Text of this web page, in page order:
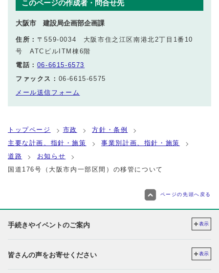
このページの作成者・問合せ先
大阪市 建設局企画部企画課
住所： 〒559-0034 大阪市住之江区南港北2丁目1番10
号 ATCビルITM棟6階
電話： 06-6615-6573
ファックス： 06-6615-6575
メール送信フォーム
トップページ 市政
方針・条例
主要な計画、指針・施策
事業別計画、指針・施策
道路
お知らせ
国道176号（大阪市内一部区間）の移管について
ページの先頭へ戻る
手続きやイベントのご案内 表示
皆さんの声をお寄せください 表示